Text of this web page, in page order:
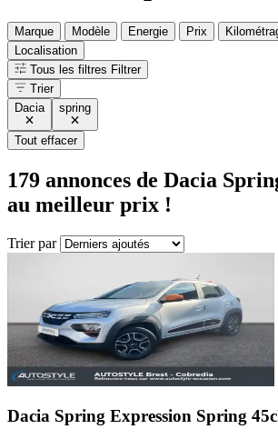
Marque Modèle Energie Prix
Localisation
Tous les filtres Filtrer
Trier
Dacia
spring
Tout effacer
179 annonces de Dacia
au meilleur prix !
Trier par
Dacia Spring Expression Spring